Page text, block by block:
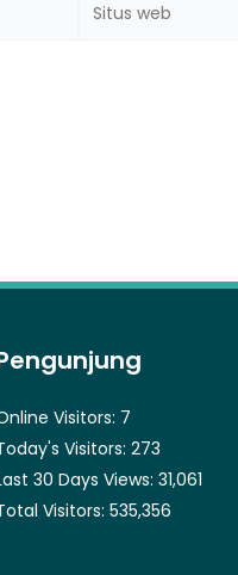
Visitors: 7
Visitors: 273
30 Days Views: 31,061
Visitors: 535,356